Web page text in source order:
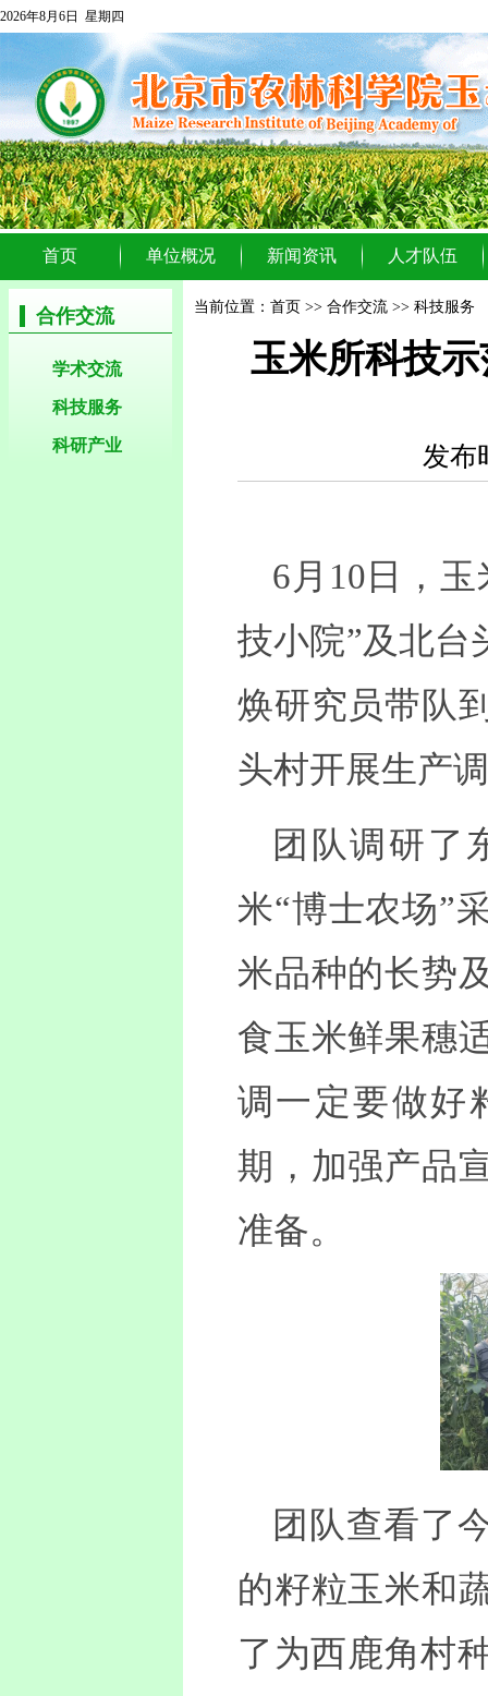
2026年8月6日 星期四
首页 单位概况 新闻资讯 人才队伍
合作交流
学术交流
科技服务
科研产业
当前位置： 首页 >> 合作交流 >> 科技服务
玉米所科技
发布
6月10日，
技小院”及北台
焕研究员带队
头村开展生产
团队调研了
米“博士农场”
米品种的长势
食玉米鲜果穗
调一定要做好
期，加强产品
准备。
团队查看了
的籽粒玉米和
了为西鹿角村